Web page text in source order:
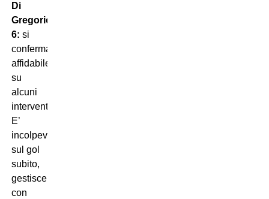
Di
Gregorio
6: si
conferma
affidabile
su
alcuni
interventi.
E’
incolpevole
sul gol
subito,
gestisce
con